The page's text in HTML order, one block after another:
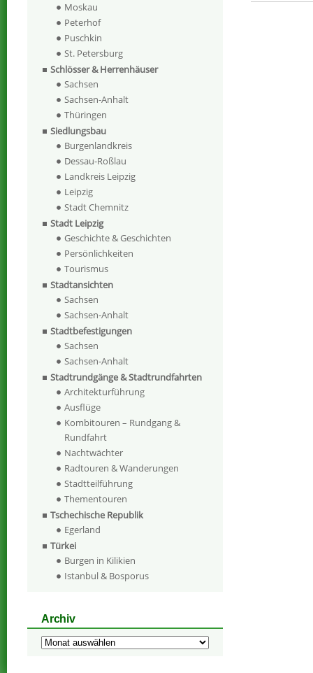
Moskau
Peterhof
Puschkin
St. Petersburg
Schlösser & Herrenhäuser
Sachsen
Sachsen-Anhalt
Thüringen
Siedlungsbau
Burgenlandkreis
Dessau-Roßlau
Landkreis Leipzig
Leipzig
Stadt Chemnitz
Stadt Leipzig
Geschichte & Geschichten
Persönlichkeiten
Tourismus
Stadtansichten
Sachsen
Sachsen-Anhalt
Stadtbefestigungen
Sachsen
Sachsen-Anhalt
Stadtrundgänge & Stadtrundfahrten
Architekturführung
Ausflüge
Kombitouren – Rundgang &
Rundfahrt
Nachtwächter
Radtouren & Wanderungen
Stadtteilführung
Thementouren
Tschechische Republik
Egerland
Türkei
Burgen in Kilikien
Istanbul & Bosporus
Archiv
Archiv